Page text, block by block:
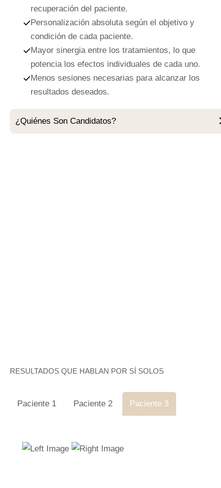
recuperación del paciente.
Personalización absoluta según el objetivo y
condición de cada paciente.
Mayor sinergia entre los tratamientos, lo que
potencia los efectos individuales de cada uno.
Menos sesiones necesarias para alcanzar los
resultados deseados.
¿Quiénes Son Candidatos?
RESULTADOS QUE HABLAN POR SÍ SOLOS
Paciente 1 Paciente 2 Paciente 3